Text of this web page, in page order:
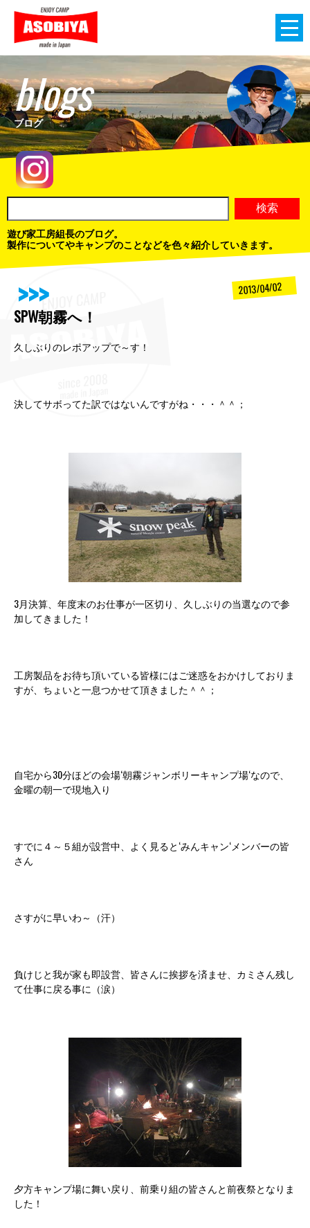
blogs
ブログ
遊び家工房組長のブログ。
製作についてやキャンプのことなどを色々紹介していきます。
SPW朝霧へ！
2013/04/02
久しぶりのレポアップで～す！
決してサボってた訳ではないんですがね・・・＾＾；
3月決算、年度末のお仕事が一区切り、久しぶりの当選なので参
加してきました！
工房製品をお待ち頂いている皆様にはご迷惑をおかけしておりま
すが、ちょいと一息つかせて頂きました＾＾；
自宅から30分ほどの会場‘朝霧ジャンボリーキャンプ場‘なので、
金曜の朝一で現地入り
すでに４～５組が設営中、よく見ると‘みんキャン‘メンバーの皆
さん
さすがに早いわ～（汗）
負けじと我が家も即設営、皆さんに挨拶を済ませ、カミさん残し
て仕事に戻る事に（涙）
夕方キャンプ場に舞い戻り、前乗り組の皆さんと前夜祭となりま
した！